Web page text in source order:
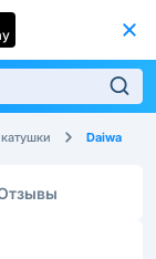
Daiwa